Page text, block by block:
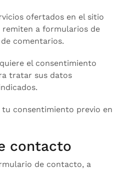
ofertados en el sitio
remiten a formularios de
comentarios.
el consentimiento
tratar sus datos
consentimiento previo en
contacto
de contacto, a